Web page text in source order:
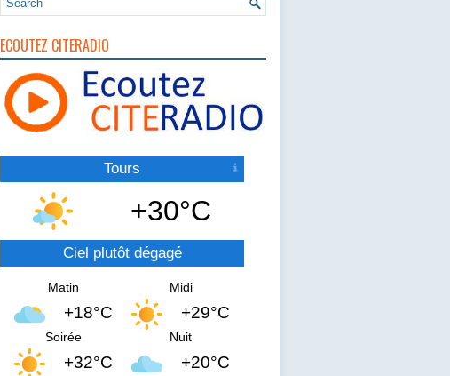
ECOUTEZ CITERADIO
Tours
+30°C
Ciel plutôt dégagé
Matin
+18°C
Midi
+29°C
Soirée
+32°C
Nuit
+20°C